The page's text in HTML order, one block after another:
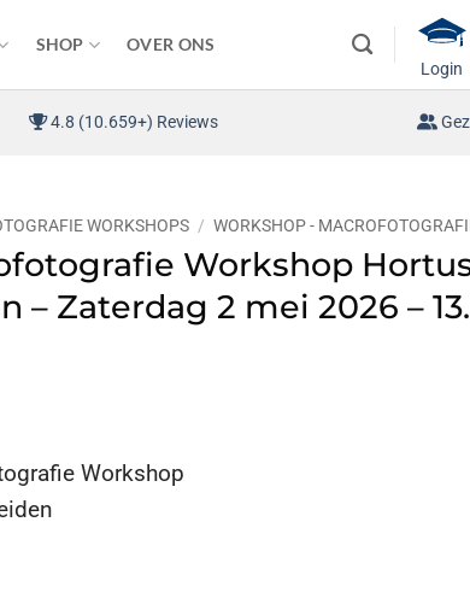
SHOP OVER ONS
Login
4.8 (10.659+) Reviews
WORKSHOPS / WORKSHOP -
Workshop
– Zaterdag 2 mei 2026 –
Workshop